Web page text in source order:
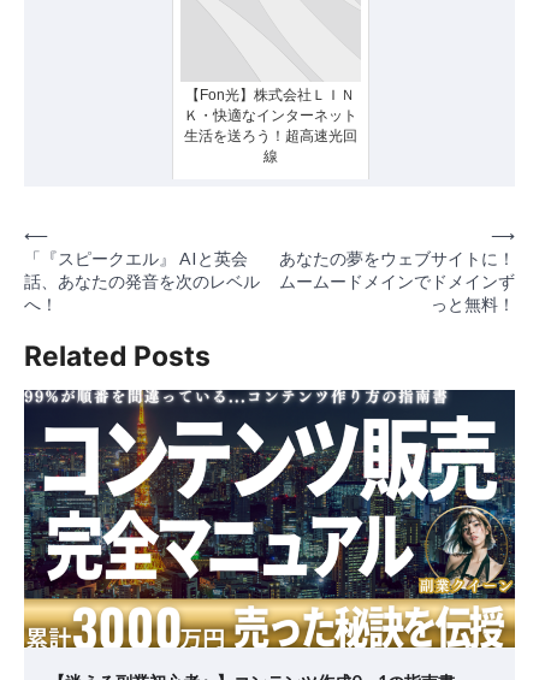
【Fon光】株式会社ＬＩＮ
Ｋ・快適なインターネット
生活を送ろう！超高速光回
線
投
稿
ナ
ビ
ゲ
ー
シ
ョ
ン
⟵
「『スピークエル』 AIと英会
話、あなたの発音を次のレベル
へ！
あなたの夢をウェブサイトに！
ムームードメインでドメインず
っと無料！
⟶
Related Posts